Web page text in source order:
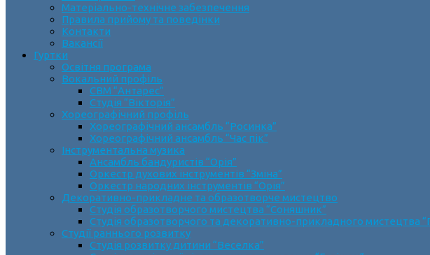
Матеріально-технічне забезпечення
Правила прийому та поведінки
Контакти
Вакансії
Гуртки
Освітня програма
Вокальний профіль
СВМ “Антарес”
Студія “Вікторія”
Хореографічний профіль
Хореографічний ансамбль “Росинка”
Хореографічний ансамбль “Час пік”
Інструментальна музика
Ансамбль бандуристів “Орія”
Оркестр духових інструментів “Зміна”
Оркестр народних інструментів “Орія”
Декоративно-прикладне та образотворче мистецтво
Cтудія образотворчого мистецтва “Соняшник”
Студія образотворчого та декоративно-прикладного мистецтва
Студії раннього розвитку
Студія розвитку дитини “Веселка”